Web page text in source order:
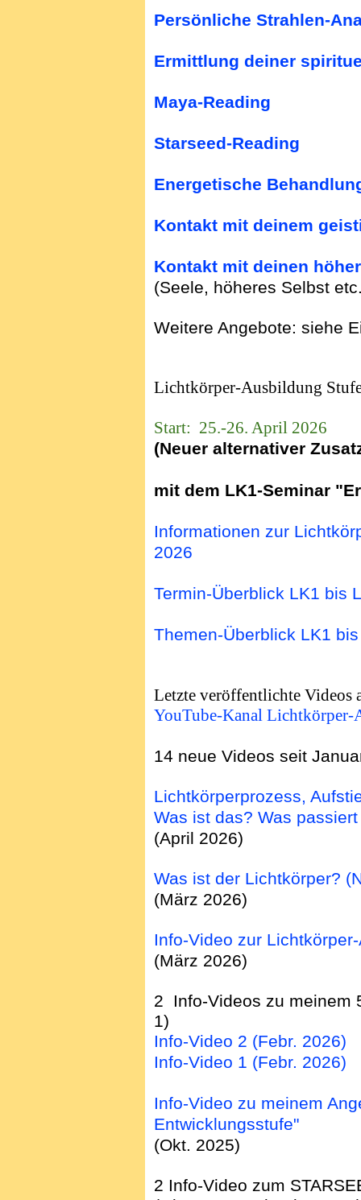
Persönliche Strahlen-
Ermittlung deiner
Maya-Reading
Starseed-Reading
Energetische
Kontakt mit deinem
Kontakt mit deinen
(Seele, höheres Selbst
Weitere Angebote: siehe
Lichtkörper-Ausbildung
Start: 25.-26. April 2026
(Neuer alternativer
mit dem LK1-Seminar
Informationen zur
2026
Termin-Überblick LK1 bis
Themen-Überblick LK1
Letzte veröffentlichte Videos
YouTube-Kanal Lichtkörper-
14 neue Videos seit
Lichtkörperprozess,
Was ist das? Was
(April 2026)
Was ist der Lichtkörper?
(März 2026)
Info-Video zur
(März 2026)
2 Info-Videos zu meinem
1)
Info-Video 2 (Febr. 2026)
Info-Video 1 (Febr. 2026)
Info-Video zu meinem
Entwicklungsstufe"
(Okt. 2025)
2 Info-Video zum